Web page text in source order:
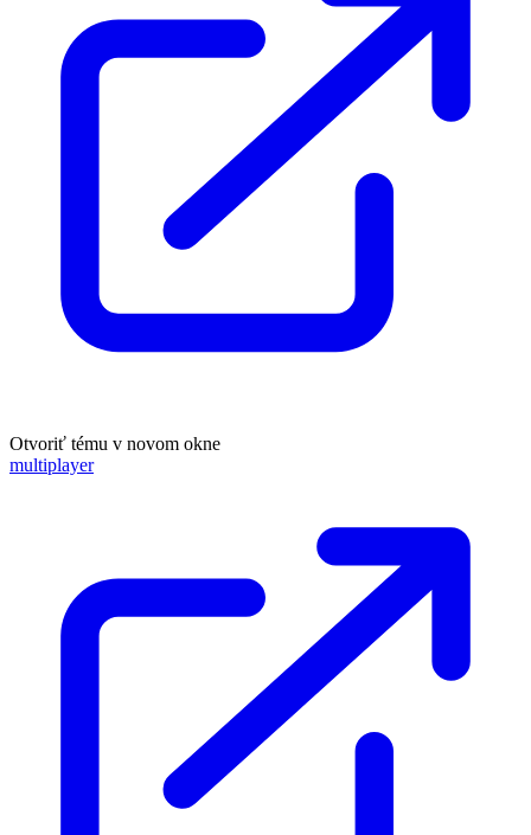
Otvoriť tému v novom okne
multiplayer